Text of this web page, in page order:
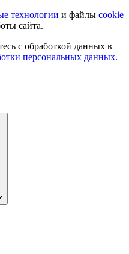
технологии и файлы cookie
сайта.
с обработкой данных в
персональных данных.